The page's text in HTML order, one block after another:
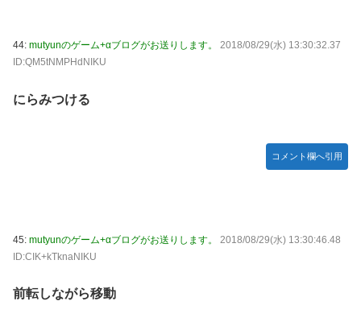
44: mutyunのゲーム+αブログがお送りします。
2018/08/29(水) 13:30:32.37
ID:QM5tNMPHdNIKU
にらみつける
コメント欄へ引用
45: mutyunのゲーム+αブログがお送りします。
2018/08/29(水) 13:30:46.48
ID:CIK+kTknaNIKU
前転しながら移動